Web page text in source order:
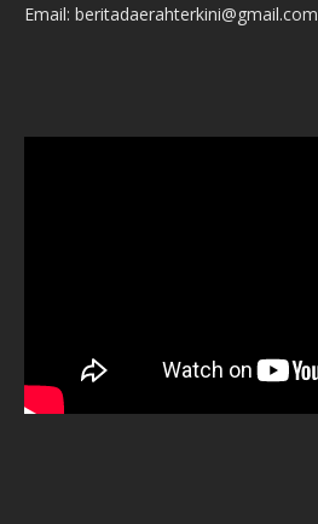
Email: beritadaerahterkini@gmail.com